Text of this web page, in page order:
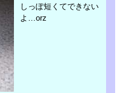
しっぽ短くてできない
よ…orz